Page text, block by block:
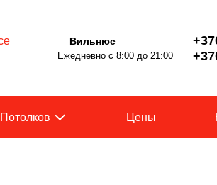
Вильнюс
Ежедневно с 8:00 до 21:00
Цены